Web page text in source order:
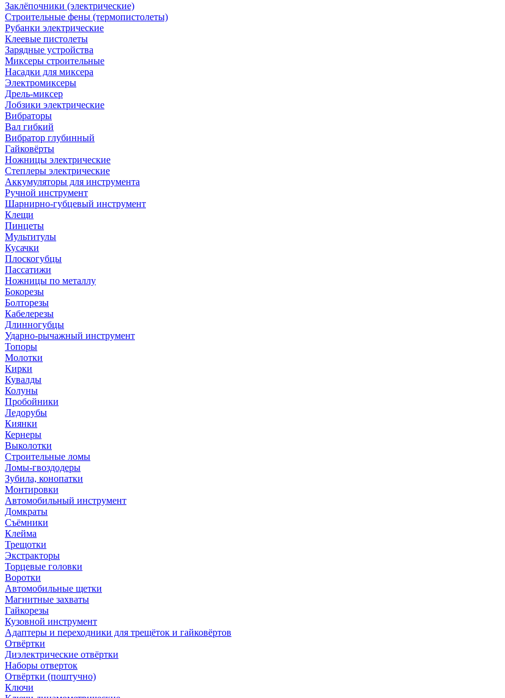
Заклёпочники (электрические)
Строительные фены (термопистолеты)
Рубанки электрические
Клеевые пистолеты
Зарядные устройства
Миксеры строительные
Насадки для миксера
Электромиксеры
Дрель-миксер
Лобзики электрические
Вибраторы
Вал гибкий
Вибратор глубинный
Гайковёрты
Ножницы электрические
Степлеры электрические
Аккумуляторы для инструмента
Ручной инструмент
Шарнирно-губцевый инструмент
Клещи
Пинцеты
Мультитулы
Кусачки
Плоскогубцы
Пассатижи
Ножницы по металлу
Бокорезы
Болторезы
Кабелерезы
Длинногубцы
Ударно-рычажный инструмент
Топоры
Молотки
Кирки
Кувалды
Колуны
Пробойники
Ледорубы
Киянки
Кернеры
Выколотки
Строительные ломы
Ломы-гвоздодеры
Зубила, конопатки
Монтировки
Автомобильный инструмент
Домкраты
Съёмники
Клейма
Трещотки
Экстракторы
Торцевые головки
Воротки
Автомобильные щетки
Магнитные захваты
Гайкорезы
Кузовной инструмент
Адаптеры и переходники для трещёток и гайковёртов
Отвёртки
Диэлектрические отвёртки
Наборы отверток
Отвёртки (поштучно)
Ключи